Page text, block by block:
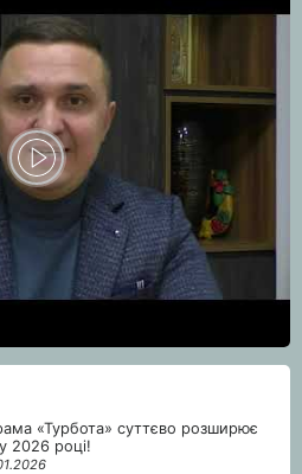
«Турбота» суттєво розширює
2026 році!